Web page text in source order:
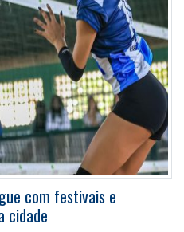
com festivais e
cidade